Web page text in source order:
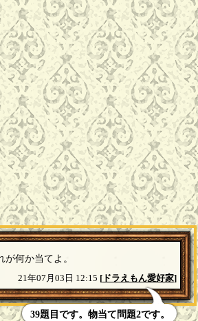
何か当てよ。
21年07月03日 12:15 [ドラえもん愛好家]
39題目です。物当て問題2です。